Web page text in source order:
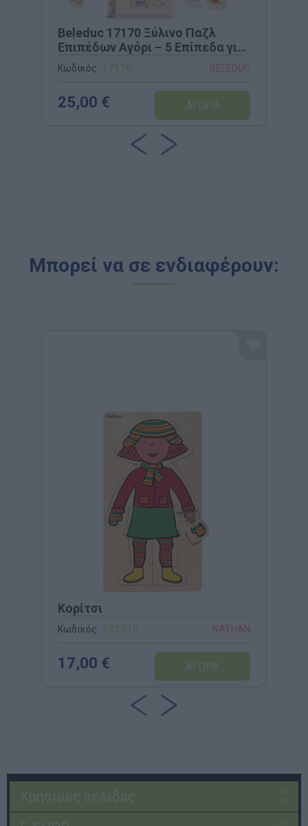
Beleduc 17170 Ξύλινο Παζλ
Επιπέδων Αγόρι – 5 Επίπεδα για
Ανακάλυψη του Σώματος,
Ενίσχυση Λόγου & Επικοινωνίας
Κωδικός: 17170 BELEDUC
25,00 €
Μπορεί να σε ενδιαφέρουν:
Κορίτσι
Κωδικός: 332716 NATHAN
17,00 €
Χρήσιμες σελίδες